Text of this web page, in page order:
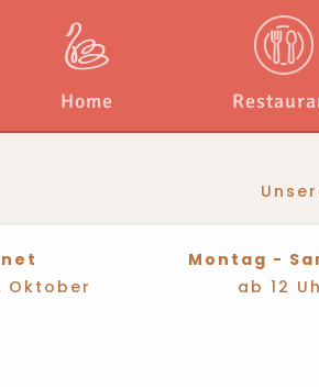
Home
Oktober
Montag -
ab 12